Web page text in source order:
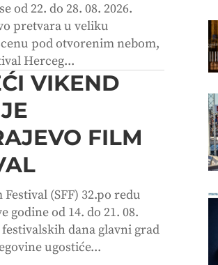
od 22. do 28. 08. 2026.
pretvara u veliku
pod otvorenim nebom,
Herceg...
VIKEND
FILM
(SFF) 32.po redu
godine od 14. do 21. 08.
dana glavni grad
ugostiće...